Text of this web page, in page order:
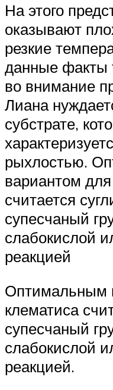
На этого
оказывают
резкие
данные факты
во внимание
Лиана
субстрате,
рыхлостью.
вариантом
считается
супесчаный
слабокислой
реакцией
Оптимальным
клематиса
супесчаный
слабокислой
реакцией.